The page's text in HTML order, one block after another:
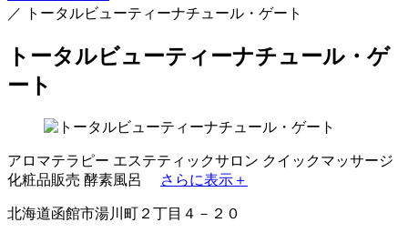
／
トータルビューティーナチュール・ゲート
トータルビューティーナチュール・ゲ
ート
アロマテラピー エステティックサロン クイックマッサージ
化粧品販売 酵素風呂 さらに表示＋
北海道函館市湯川町２丁目４－２０